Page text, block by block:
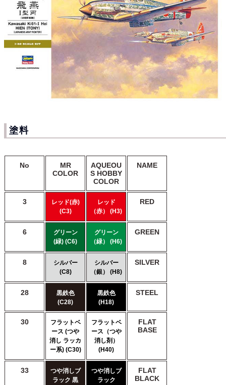
塗料
No
MR
COLOR
AQUEOU
S HOBBY
COLOR
NAME
3
レッド(赤)
(C3)
レッド
（赤） (H3)
RED
6
グリーン
(緑) (C6)
グリーン
（緑） (H6)
GREEN
8
シルバー
(C8)
シルバー
（銀） (H8)
SILVER
28
黒鉄色
(C28)
黒鉄色
(H18)
STEEL
30
フラットベ
ース (つや
消し ラッカ
ー系) (C30)
フラットベ
ース（つや
消し剤）
(H40)
FLAT
BASE
33
つや消しブ
ラック 黒
つや消しブ
ラック
FLAT
BLACK